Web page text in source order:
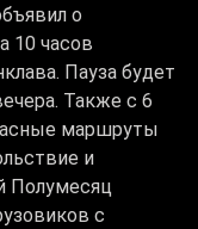
о
10 часов
Пауза будет
Также с 6
маршруты
и
Полумесяц
с